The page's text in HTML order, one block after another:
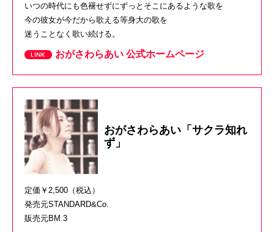
いつの時代にも色褪せずにずっとそこにあるような歌を
今の彼女が今だから歌える等身大の歌を
迷うことなく歌い続ける。
おがさわらあい 公式ホームページ
おがさわらあい「サクラ知れ
ず」
定価￥2,500（税込）
発売元STANDARD&Co.
販売元BM.3